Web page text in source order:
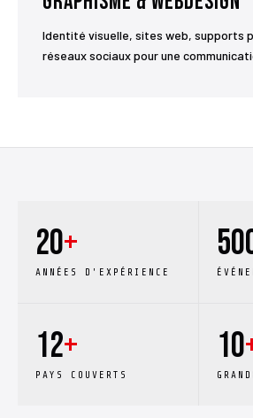
Identité visuelle, sites web, supports
réseaux sociaux pour une
20+
ANNÉES D'EXPÉRIENCE
12+
PAYS COUVERTS
10